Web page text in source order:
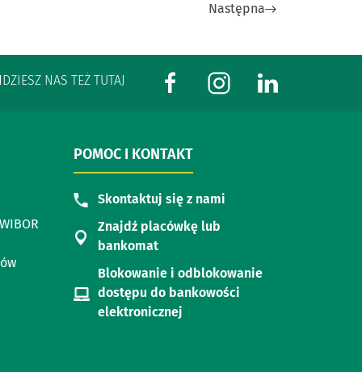
Następna
NAS TEŻ TUTAJ
POMOC I KONTAKT
Skontaktuj się z nami
Znajdź placówkę lub
bankomat
Blokowanie i odblokowanie
dostępu do bankowości
elektronicznej